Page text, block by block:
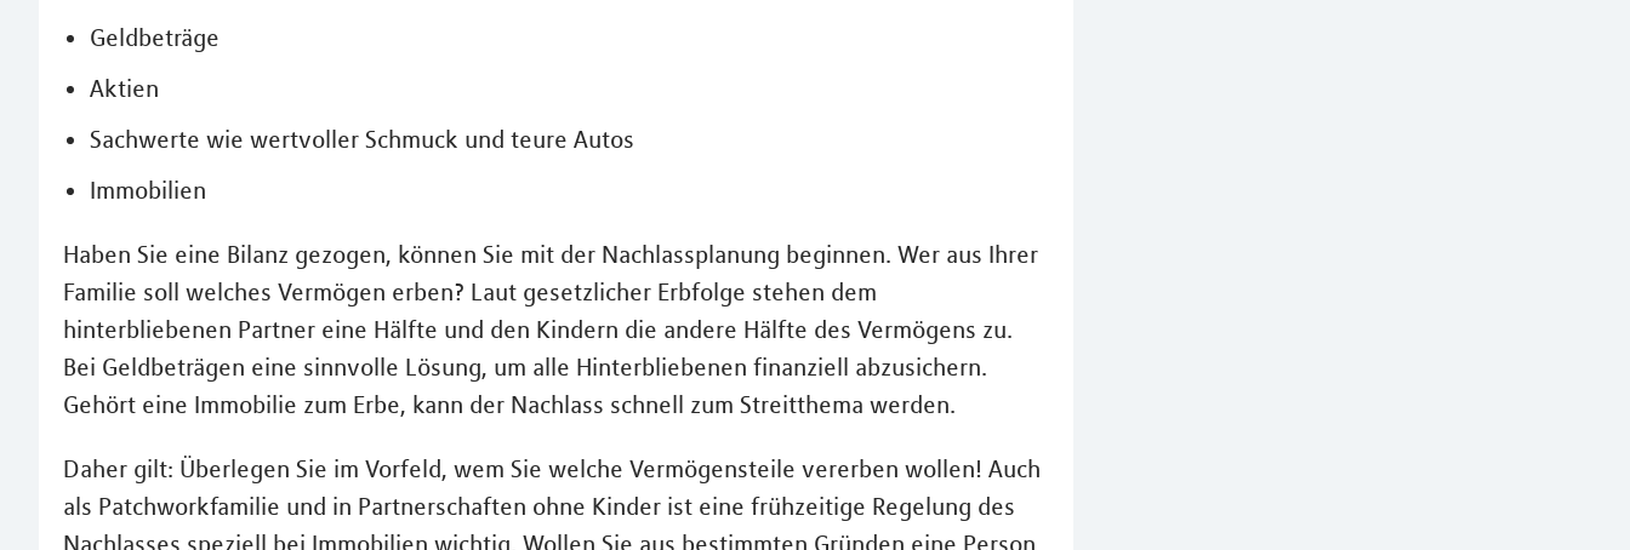
Geldbeträge
Aktien
Sachwerte wie wertvoller Schmuck und teure Autos
Immobilien
Haben Sie eine Bilanz gezogen, können Sie mit der Nachlassplanung beginnen. Wer aus Ihrer
Familie soll welches Vermögen erben? Laut gesetzlicher Erbfolge stehen dem
hinterbliebenen Partner eine Hälfte und den Kindern die andere Hälfte des Vermögens zu.
Bei Geldbeträgen eine sinnvolle Lösung, um alle Hinterbliebenen finanziell abzusichern.
Gehört eine Immobilie zum Erbe, kann der Nachlass schnell zum Streitthema werden.
Daher gilt: Überlegen Sie im Vorfeld, wem Sie welche Vermögensteile vererben wollen! Auch
als Patchworkfamilie und in Partnerschaften ohne Kinder ist eine frühzeitige Regelung des
Nachlasses speziell bei Immobilien wichtig. Wollen Sie aus bestimmten Gründen eine Person